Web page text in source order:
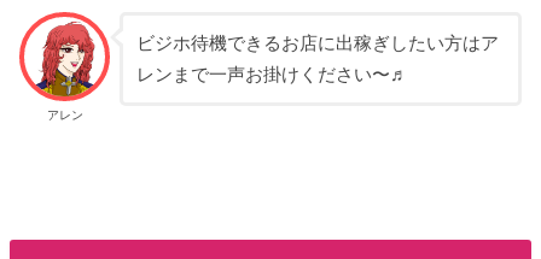
アレン
ビジホ待機できるお店に出稼ぎしたい方はア
レンまで一声お掛けください〜♬